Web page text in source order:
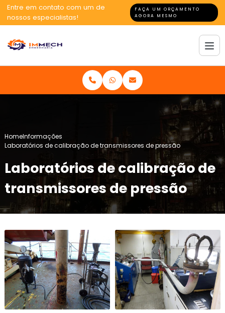
Entre em contato com um de
nossos especialistas!
FAÇA UM ORÇAMENTO
AGORA MESMO
HomeInformações
Laboratórios de calibração de transmissores de pressão
Laboratórios de calibração de
transmissores de pressão